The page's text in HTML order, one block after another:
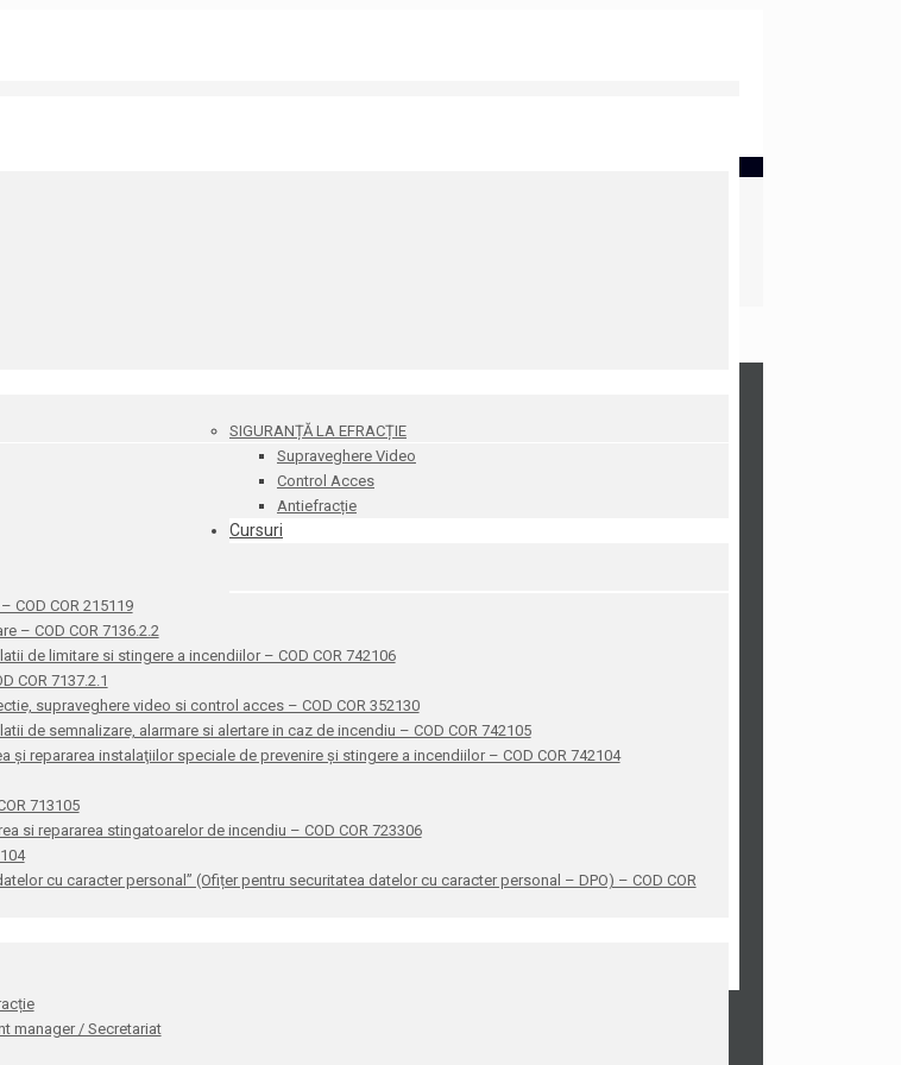
SIGURANȚĂ LA EFRACȚIE
Supraveghere Video
Control Acces
Antiefracție
Cursuri
COD COR 215119
– COD COR 7136.2.2
de limitare si stingere a incendiilor – COD COR 742106
COR 7137.2.1
supraveghere video si control acces – COD COR 352130
de semnalizare, alarmare si alertare in caz de incendiu – COD COR 742105
şi repararea instalaţiilor speciale de prevenire şi stingere a incendiilor – COD COR 742104
713105
si repararea stingatoarelor de incendiu – COD COR 723306
cu caracter personal” (Ofițer pentru securitatea datelor cu caracter personal – DPO) – COD COR
manager / Secretariat